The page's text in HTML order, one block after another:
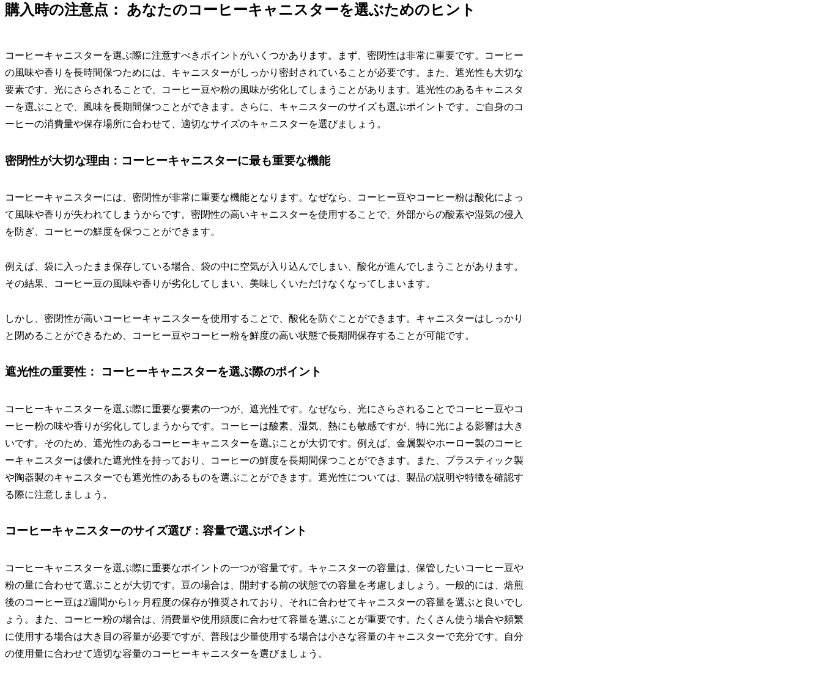
購入時の注意点： あなたのコーヒーキャニスターを選ぶためのヒント
コーヒーキャニスターを選ぶ際に注意すべきポイントがいくつかあります。まず、密閉性は非常に重要です。コーヒー
の風味や香りを長時間保つためには、キャニスターがしっかり密封されていることが必要です。また、遮光性も大切な
要素です。光にさらされることで、コーヒー豆や粉の風味が劣化してしまうことがあります。遮光性のあるキャニスタ
ーを選ぶことで、風味を長期間保つことができます。さらに、キャニスターのサイズも選ぶポイントです。ご自身のコ
ーヒーの消費量や保存場所に合わせて、適切なサイズのキャニスターを選びましょう。
密閉性が大切な理由：コーヒーキャニスターに最も重要な機能
コーヒーキャニスターには、密閉性が非常に重要な機能となります。なぜなら、コーヒー豆やコーヒー粉は酸化によっ
て風味や香りが失われてしまうからです。密閉性の高いキャニスターを使用することで、外部からの酸素や湿気の侵入
を防ぎ、コーヒーの鮮度を保つことができます。
例えば、袋に入ったまま保存している場合、袋の中に空気が入り込んでしまい、酸化が進んでしまうことがあります。
その結果、コーヒー豆の風味や香りが劣化してしまい、美味しくいただけなくなってしまいます。
しかし、密閉性が高いコーヒーキャニスターを使用することで、酸化を防ぐことができます。キャニスターはしっかり
と閉めることができるため、コーヒー豆やコーヒー粉を鮮度の高い状態で長期間保存することが可能です。
遮光性の重要性： コーヒーキャニスターを選ぶ際のポイント
コーヒーキャニスターを選ぶ際に重要な要素の一つが、遮光性です。なぜなら、光にさらされることでコーヒー豆やコ
ーヒー粉の味や香りが劣化してしまうからです。コーヒーは酸素、湿気、熱にも敏感ですが、特に光による影響は大き
いです。そのため、遮光性のあるコーヒーキャニスターを選ぶことが大切です。例えば、金属製やホーロー製のコーヒ
ーキャニスターは優れた遮光性を持っており、コーヒーの鮮度を長期間保つことができます。また、プラスティック製
や陶器製のキャニスターでも遮光性のあるものを選ぶことができます。遮光性については、製品の説明や特徴を確認す
る際に注意しましょう。
コーヒーキャニスターのサイズ選び：容量で選ぶポイント
コーヒーキャニスターを選ぶ際に重要なポイントの一つが容量です。キャニスターの容量は、保管したいコーヒー豆や
粉の量に合わせて選ぶことが大切です。豆の場合は、開封する前の状態での容量を考慮しましょう。一般的には、焙煎
後のコーヒー豆は2週間から1ヶ月程度の保存が推奨されており、それに合わせてキャニスターの容量を選ぶと良いでし
ょう。また、コーヒー粉の場合は、消費量や使用頻度に合わせて容量を選ぶことが重要です。たくさん使う場合や頻繁
に使用する場合は大き目の容量が必要ですが、普段は少量使用する場合は小さな容量のキャニスターで充分です。自分
の使用量に合わせて適切な容量のコーヒーキャニスターを選びましょう。